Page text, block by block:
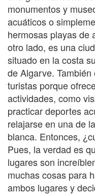
monumentos y
acuáticos o
hermosas playas de
otro lado, es una
situado en la costa
de Algarve.
turistas porque
actividades, como
practicar deportes
relajarse en una de
blanca. Entonces,
Pues, la verdad es
lugares son
muchas cosas para
ambos lugares y